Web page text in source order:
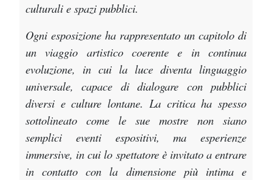
culturali e spazi pubblici.
Ogni esposizione ha rappresentato un capitolo di
un viaggio artistico coerente e in continua
evoluzione, in cui la luce diventa linguaggio
universale, capace di dialogare con pubblici
diversi e culture lontane. La critica ha spesso
sottolineato come le sue mostre non siano
semplici eventi espositivi, ma esperienze
immersive, in cui lo spettatore è invitato a entrare
in contatto con la dimensione più intima e